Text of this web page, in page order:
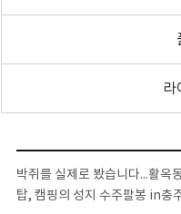
라
박쥐를 실제로 봤습니다...활옥
탑, 캠핑의 성지 수주팔봉 in충